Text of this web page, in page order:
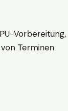
Vorbereitung,
Terminen